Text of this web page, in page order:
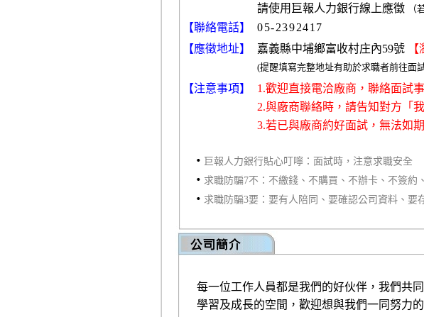
請使用巨報人力銀行線上應徵
（
【聯絡電話】
05-2392417
【應徵地址】
嘉義縣中埔鄉富收村庄內59號
(提醒填寫完整地址有助於求職者前往面
【注意事項】
1.歡迎直接電洽廠商，聯絡面試
2.與廠商聯絡時，請告知對方「
3.若已與廠商約好面試，無法如
‧ 巨報人力銀行貼心叮嚀：面試時，注意求職安全
‧ 求職防騙7不：不繳錢、不購買、不辦卡、不簽約
‧ 求職防騙3要：要有人陪同、要確認公司資料、要
每一位工作人員都是我們的好伙伴，我們共
學習及成長的空間，歡迎想與我們一同努力